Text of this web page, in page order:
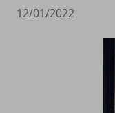
12/01/2022